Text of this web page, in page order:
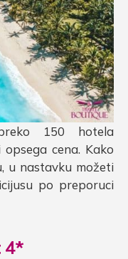
150 hotela
cena. Kako
u nastavku možeti
po preporuci
4*